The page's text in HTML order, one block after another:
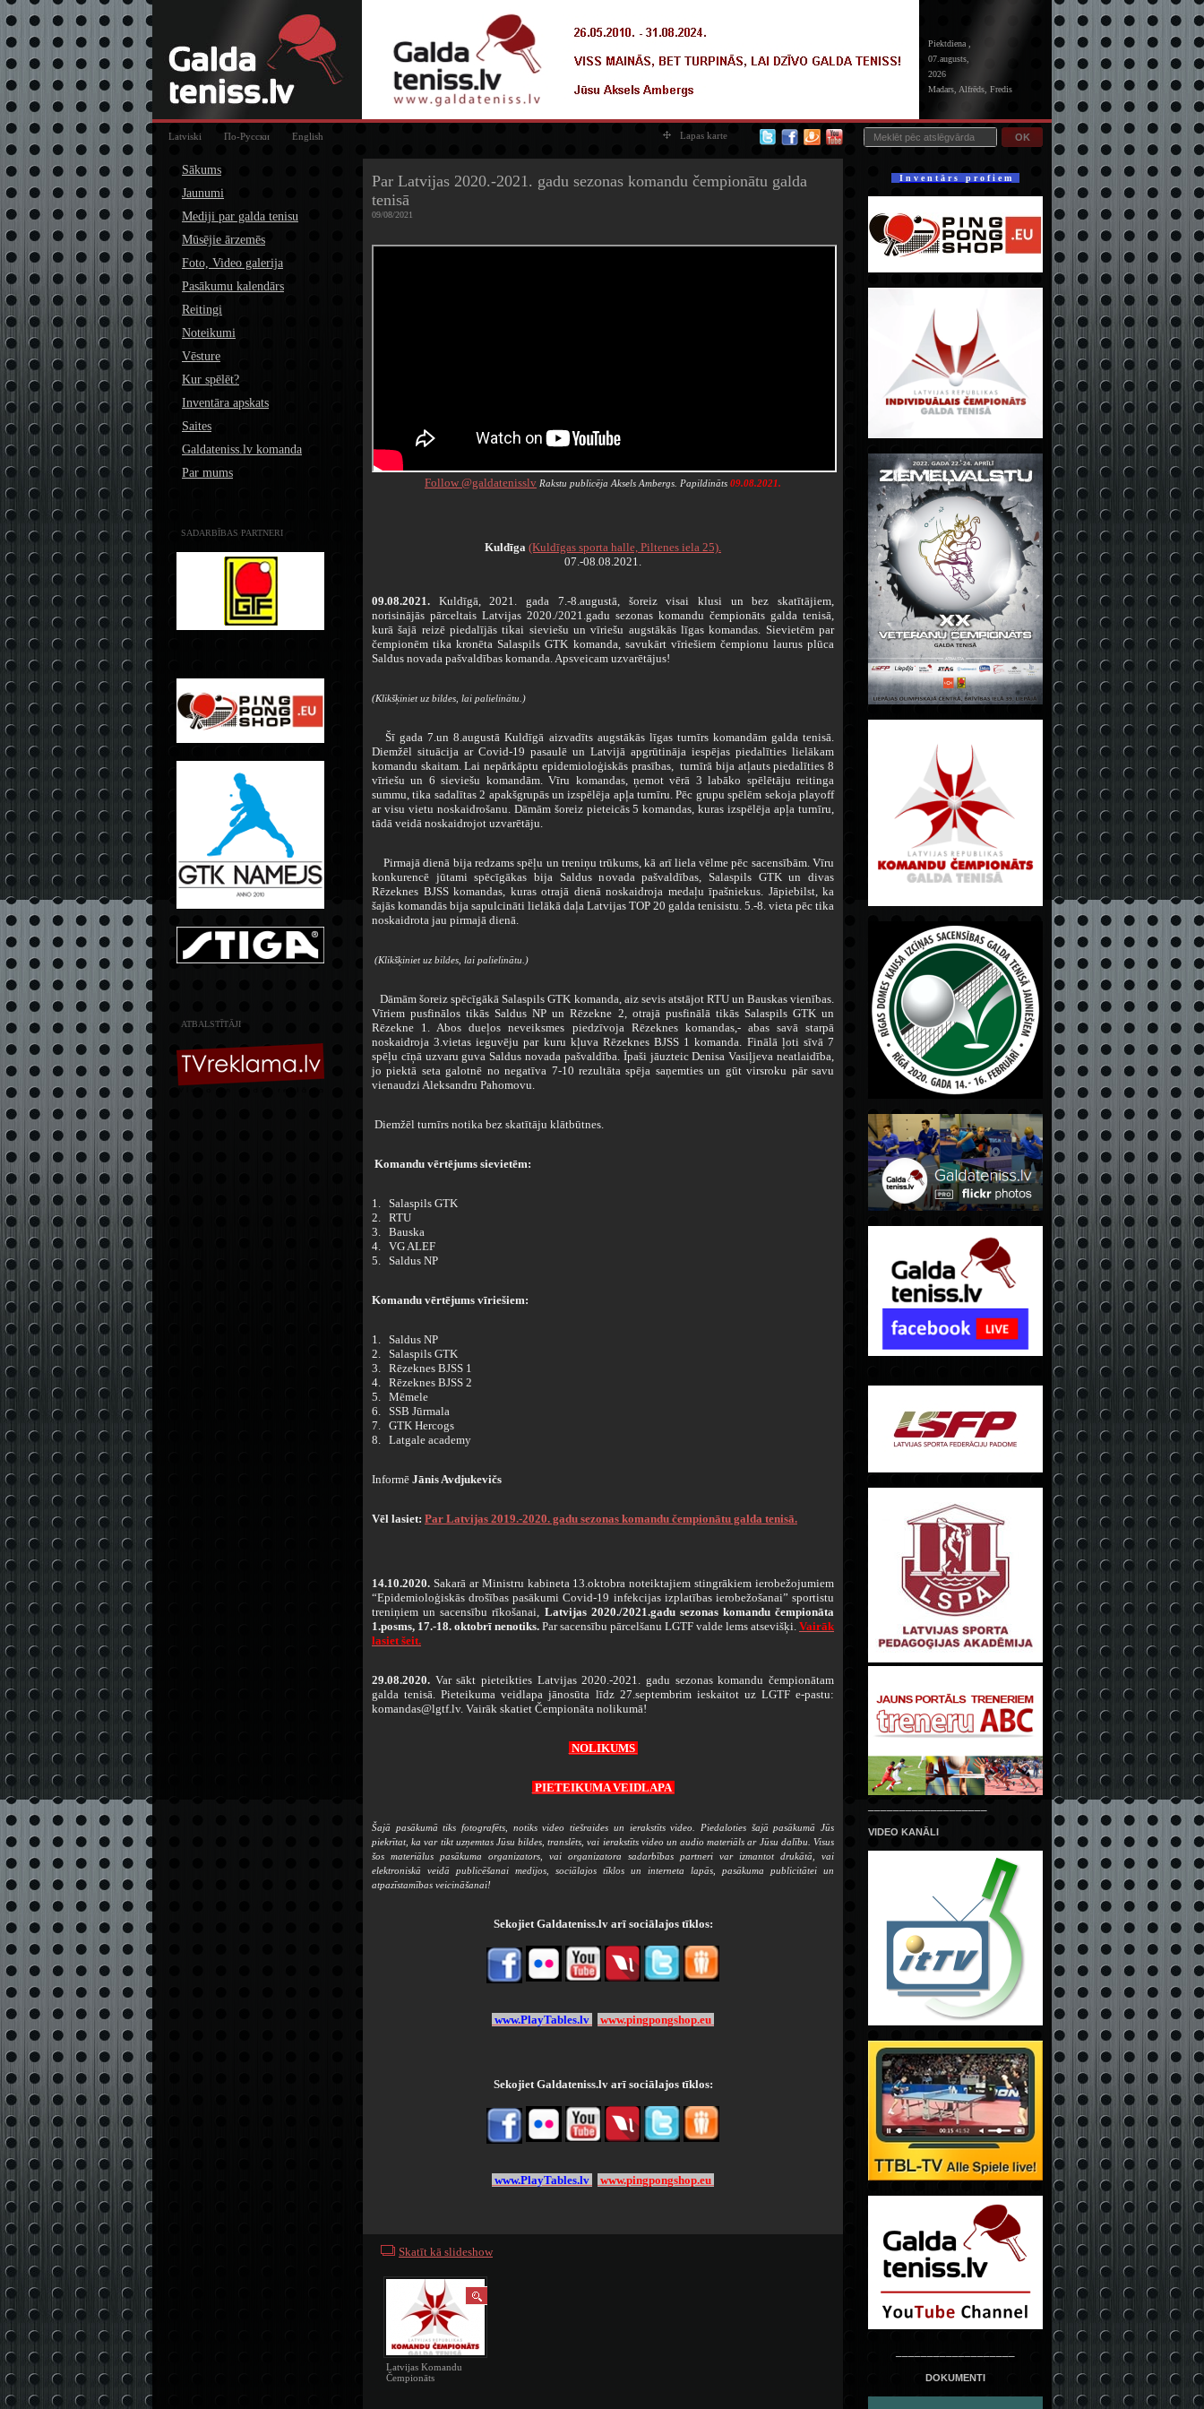
Piektdiena ,
07.augusts,
2026
Madars, Alfrēds, Fredis
OK
Latviski По-Русски English Lapas karte
Sākums
Jaunumi
Mediji par galda tenisu
Mūsējie ārzemēs
Foto, Video galerija
Pasākumu kalendārs
Reitingi
Noteikumi
Vēsture
Kur spēlēt?
Inventāra apskats
Saites
Galdateniss.lv komanda
Par mums
SADARBĪBAS PARTNERI
ATBALSTĪTĀJI
Par Latvijas 2020.-2021. gadu sezonas komandu čempionātu galda
tenisā
09/08/2021
Follow @galdatenisslv Rakstu publicēja Aksels Ambergs. Papildināts 09.08.2021.
Kuldīga (Kuldīgas sporta halle, Piltenes iela 25).
07.-08.08.2021.
09.08.2021. Kuldīgā, 2021. gada 7.-8.augustā, šoreiz visai klusi un bez skatītājiem,
norisinājās pārceltais Latvijas 2020./2021.gadu sezonas komandu čempionāts galda tenisā,
kurā šajā reizē piedalījās tikai sieviešu un vīriešu augstākās līgas komandas. Sievietēm par
čempionēm tika kronēta Salaspils GTK komanda, savukārt vīriešiem čempionu laurus plūca
Saldus novada pašvaldības komanda. Apsveicam uzvarētājus!
(Klikšķiniet uz bildes, lai palielinātu.)
Šī gada 7.un 8.augustā Kuldīgā aizvadīts augstākās līgas turnīrs komandām galda tenisā.
Diemžēl situācija ar Covid-19 pasaulē un Latvijā apgrūtināja iespējas piedalīties lielākam
komandu skaitam. Lai nepārkāptu epidemioloģiskās prasības,turnīrā bija atļauts piedalīties 8
vīriešu un 6 sieviešu komandām. Vīru komandas, ņemot vērā 3 labāko spēlētāju reitinga
summu, tika sadalītas 2 apakšgrupās un izspēlēja apļa turnīru. Pēc grupu spēlēm sekoja playoff
ar visu vietu noskaidrošanu. Dāmām šoreiz pieteicās 5 komandas, kuras izspēlēja apļa turnīru,
tādā veidā noskaidrojot uzvarētāju.
Pirmajā dienā bija redzams spēļu un treniņu trūkums, kā arī liela vēlme pēc sacensībām. Vīru
konkurencē jūtami spēcīgākas bija Saldus novada pašvaldības, Salaspils GTK un divas
Rēzeknes BJSS komandas, kuras otrajā dienā noskaidroja medaļu īpašniekus. Jāpiebilst, ka
šajās komandās bija sapulcināti lielākā daļa Latvijas TOP 20 galda tenisistu. 5.-8. vieta pēc tika
noskaidrota jau pirmajā dienā.
(Klikšķiniet uz bildes, lai palielinātu.)
Dāmām šoreiz spēcīgākā Salaspils GTK komanda, aiz sevis atstājot RTU un Bauskas vienības.
Vīriem pusfinālos tikās Saldus NP un Rēzekne 2, otrajā pusfinālā tikās Salaspils GTK un
Rēzekne 1. Abos dueļos neveiksmes piedzīvoja Rēzeknes komandas,- abas savā starpā
noskaidroja 3.vietas ieguvēju par kuru kļuva Rēzeknes BJSS 1 komanda. Finālā ļoti sīvā 7
spēļu cīņā uzvaru guva Saldus novada pašvaldība. Īpaši jāuzteic Denisa Vasiļjeva neatlaidība,
jo piektā seta galotnē no negatīva 7-10 rezultāta spēja saņemties un gūt virsroku pār savu
vienaudzi Aleksandru Pahomovu.
Diemžēl turnīrs notika bez skatītāju klātbūtnes.
Komandu vērtējums sievietēm:
1. Salaspils GTK
2. RTU
3. Bauska
4. VG ALEF
5. Saldus NP
Komandu vērtējums vīriešiem:
1. Saldus NP
2. Salaspils GTK
3. Rēzeknes BJSS 1
4. Rēzeknes BJSS 2
5. Mēmele
6. SSB Jūrmala
7. GTK Hercogs
8. Latgale academy
Informē Jānis Avdjukevičs
Vēl lasiet: Par Latvijas 2019.-2020. gadu sezonas komandu čempionātu galda tenisā.
14.10.2020. Sakarā ar Ministru kabineta 13.oktobra noteiktajiem stingrākiem ierobežojumiem
“Epidemioloģiskās drošības pasākumi Covid-19 infekcijas izplatības ierobežošanai” sportistu
treniņiem un sacensību rīkošanai, Latvijas 2020./2021.gadu sezonas komandu čempionāta
1.posms, 17.-18. oktobrī nenotiks. Par sacensību pārcelšanu LGTF valde lems atsevišķi. Vairāk
lasiet šeit.
29.08.2020. Var sākt pieteikties Latvijas 2020.-2021. gadu sezonas komandu čempionātam
galda tenisā. Pieteikuma veidlapa jānosūta līdz 27.septembrim ieskaitot uz LGTF e-pastu:
komandas@lgtf.lv. Vairāk skatiet Čempionāta nolikumā!
NOLIKUMS
PIETEIKUMA VEIDLAPA
Šajā pasākumā tiks fotografēts, notiks video tiešraides un ierakstīts video. Piedaloties šajā pasākumā Jūs
piekrītat, ka var tikt uzņemtas Jūsu bildes, translēts, vai ierakstīts video un audio materiāls ar Jūsu dalību. Visus
šos materiālus pasākuma organizators, vai organizatora sadarbības partneri var izmantot drukātā, vai
elektroniskā veidā publicēšanai medijos, sociālajos tīklos un interneta lapās, pasākuma publicitātei un
atpazīstamības veicināšanai!
Sekojiet Galdateniss.lv arī sociālajos tīklos:
www.PlayTables.lv www.pingpongshop.eu
Sekojiet Galdateniss.lv arī sociālajos tīklos:
www.PlayTables.lv www.pingpongshop.eu
Skatīt kā slideshow
Latvijas Komandu
Čempionāts
I n v e n t ā r s p r o f i e m
VIDEO KANĀLI
DOKUMENTI